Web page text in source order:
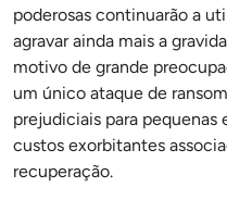
poderosas continuarão a
agravar ainda mais a
motivo de grande
um único ataque de
prejudiciais para pequenas
custos exorbitantes
recuperação.